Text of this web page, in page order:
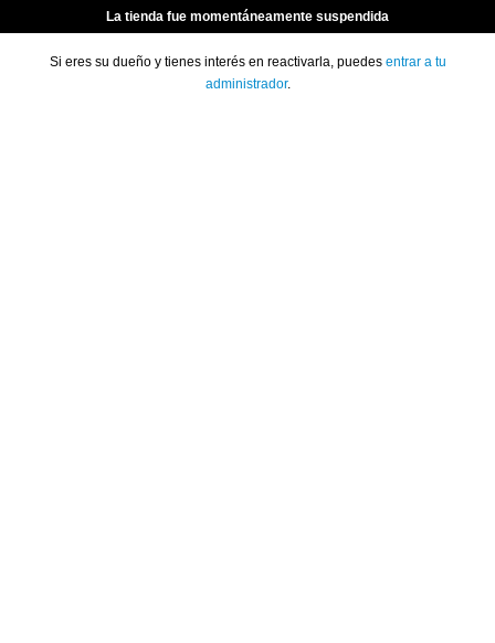
La tienda fue momentáneamente suspendida
Si eres su dueño y tienes interés en reactivarla, puedes entrar a tu
administrador.